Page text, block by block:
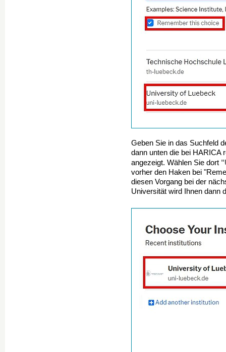
Geben Sie in das Suchfeld
dann unten die bei HARICA
angezeigt. Wählen Sie dort
vorher den Haken bei
diesen Vorgang bei der
Universität wird Ihnen dann